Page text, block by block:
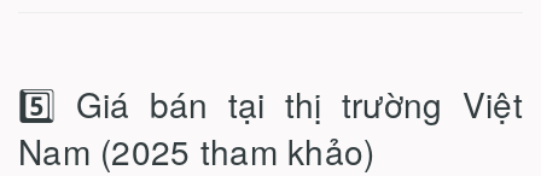
5️⃣ Giá bán tại thị trường Việt
Nam (2025 tham khảo)